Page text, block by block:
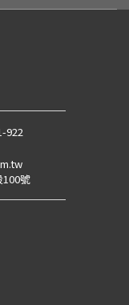
922
號